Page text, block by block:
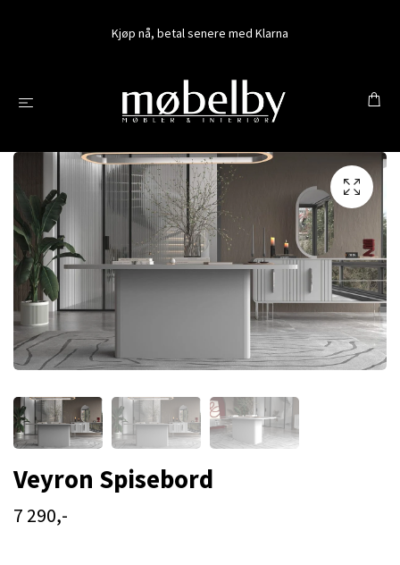
Kjøp nå, betal senere med Klarna
Veyron Spisebord
7 290,-